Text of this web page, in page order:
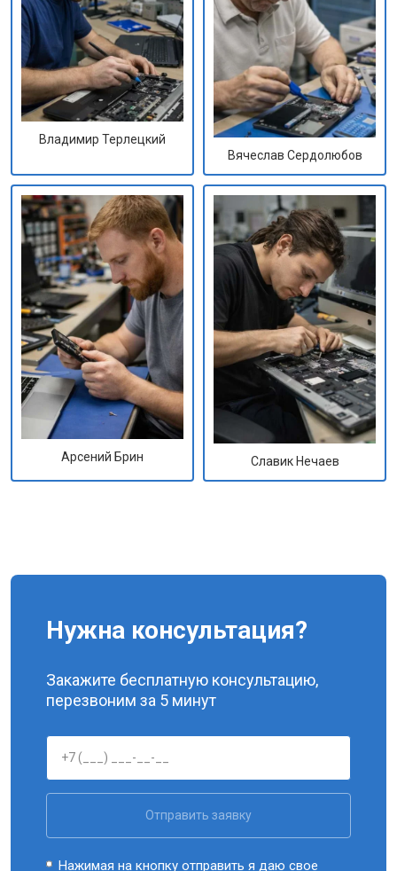
Владимир Терлецкий
Вячеслав Сердолюбов
Арсений Брин Славик Нечаев
Нужна консультация?
Закажите бесплатную консультацию,
перезвоним за 5 минут
Отправить заявку
Нажимая на кнопку отправить я даю свое